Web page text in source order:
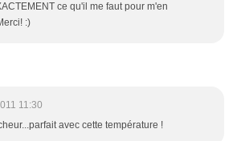
ce qu'il me faut pour m'en
:)
11:30
avec cette température !